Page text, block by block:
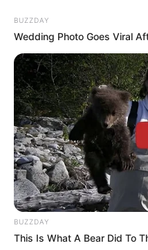
BUZZDAY
Wedding Photo Goes Viral
BUZZDAY
This Is What A Bear Did To